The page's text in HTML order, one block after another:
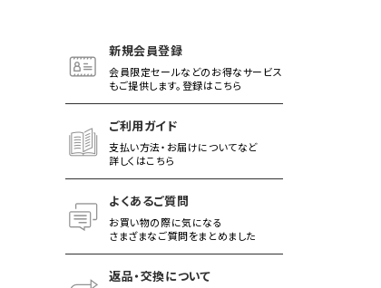
新規会員登録
会員限定セールなどのお得なサービス
もご提供します。登録はこちら
ご利用ガイド
支払い方法・お届けについてなど
詳しくはこちら
よくあるご質問
お買い物の際に気になる
さまざまなご質問をまとめました
返品・交換について